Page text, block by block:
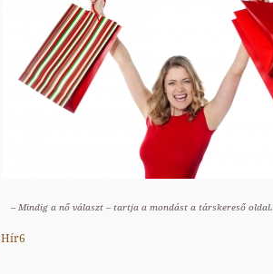
– Mindig a nő választ – tartja a mondást a társkereső oldal.
Hír6